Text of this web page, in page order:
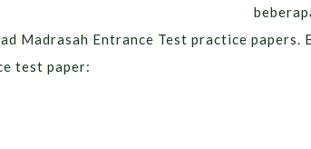
Madrasah Entrance Test practice papers.
test paper: